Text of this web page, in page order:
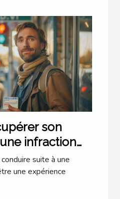
son
infraction
suite à une
une expérience